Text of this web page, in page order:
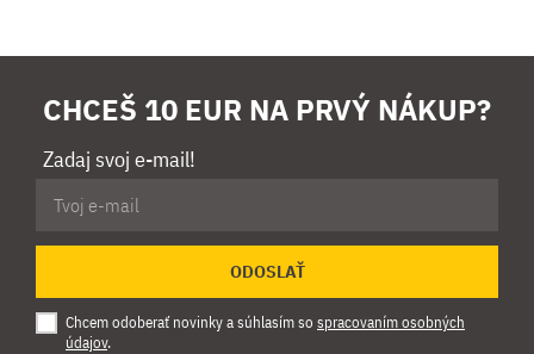
CHCEŠ 10 EUR NA PRVÝ NÁKUP?
Zadaj svoj e-mail!
ODOSLAŤ
Chcem odoberať novinky a súhlasím so spracovaním osobných
údajov.